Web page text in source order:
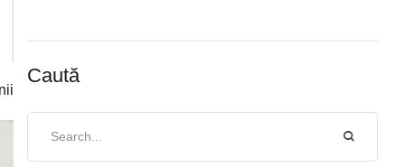
Caută